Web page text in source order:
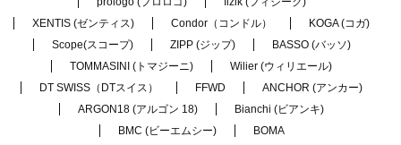
XENTIS (ゼンティス)
Condor（コンドル）
KOGA (コガ)
Scope(スコープ)
ZIPP (ジップ)
BASSO (バッソ)
TOMMASINI (トマジーニ)
Wilier (ウィリエール)
DT SWISS（DTスイス）
FFWD
ANCHOR (アンカー)
ARGON18 (アルゴン 18)
Bianchi (ビアンキ)
BMC (ビーエムシー)
BOMA